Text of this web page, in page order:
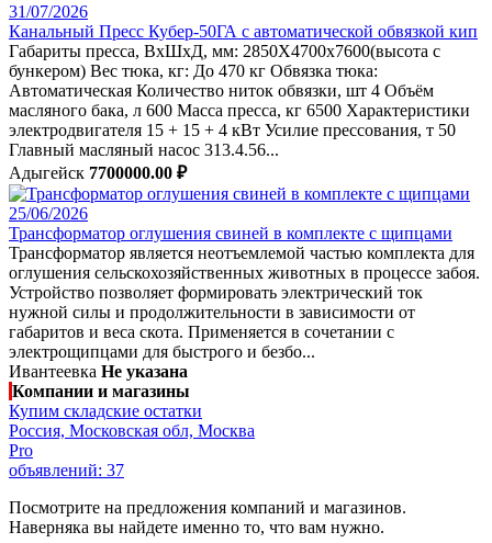
31/07/2026
Канальный Пресс Кубер-50ГА с автоматической обвязкой кип
Габариты пресса, ВхШхД, мм: 2850X4700x7600(высота с
бункером) Вес тюка, кг: До 470 кг Обвязка тюка:
Автоматическая Количество ниток обвязки, шт 4 Объём
масляного бака, л 600 Масса пресса, кг 6500 Характеристики
электродвигателя 15 + 15 + 4 кВт Усилие прессования, т 50
Главный масляный насос 313.4.56...
Адыгейск 7700000.00 ₽
25/06/2026
Трансформатор оглушения свиней в комплекте с щипцами
Трансформатор является неотъемлемой частью комплекта для
оглушения сельскохозяйственных животных в процессе забоя.
Устройство позволяет формировать электрический ток
нужной силы и продолжительности в зависимости от
габаритов и веса скота. Применяется в сочетании с
электрощипцами для быстрого и безбо...
Ивантеевка Не указана
Компании и магазины
Купим складские остатки
Россия, Московская обл, Москва
Pro
объявлений: 37
Посмотрите на предложения компаний и магазинов.
Наверняка вы найдете именно то, что вам нужно.